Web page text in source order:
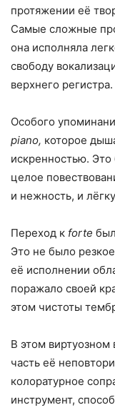
протяжении её
Самые сложные
она исполняла
свободу
верхнего регистра.
Особого
piano, которое
искренностью. Это
целое
и нежность, и
Переход к forte
Это не было
её исполнении
поражало своей
этом чистоты
В этом
часть её
колоратурное
инструмент,